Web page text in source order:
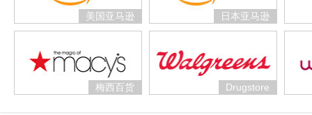
美国亚马逊 日本亚马逊
梅西百货 Drugstore